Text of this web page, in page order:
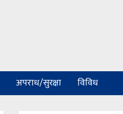
अपराध/सुरक्षा विविध